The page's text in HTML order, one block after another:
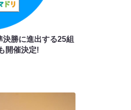
決勝に進出する25組
開催決定!